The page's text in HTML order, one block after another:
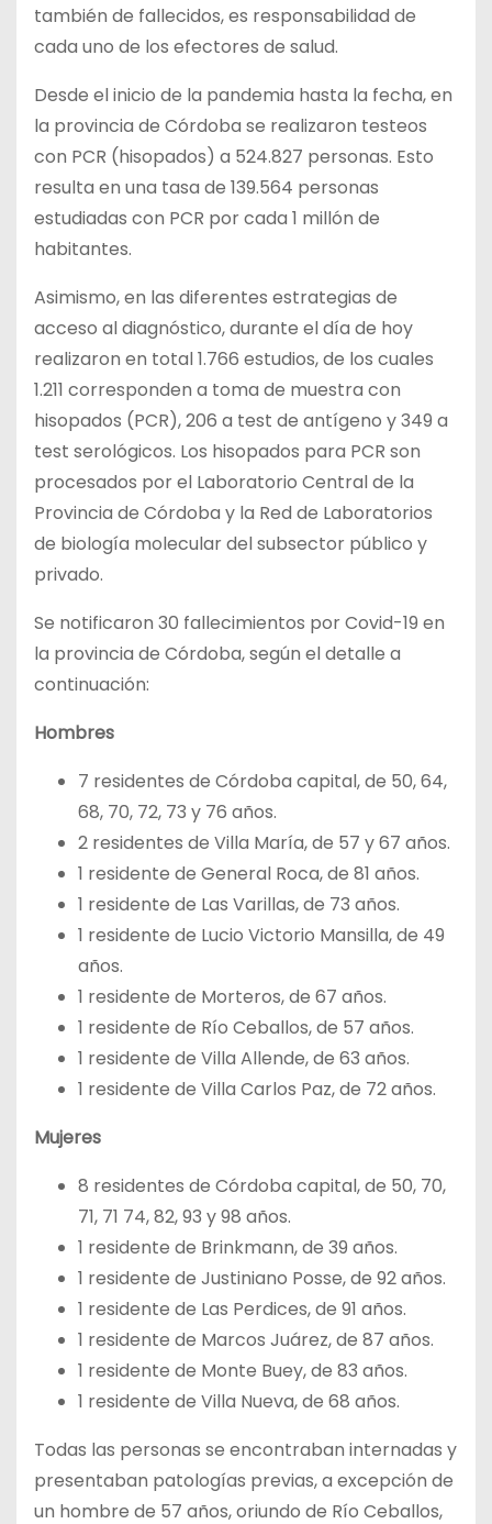
también de fallecidos, es responsabilidad de
cada uno de los efectores de salud.
Desde el inicio de la pandemia hasta la fecha, en
la provincia de Córdoba se realizaron testeos
con PCR (hisopados) a 524.827 personas. Esto
resulta en una tasa de 139.564 personas
estudiadas con PCR por cada 1 millón de
habitantes.
Asimismo, en las diferentes estrategias de
acceso al diagnóstico, durante el día de hoy
realizaron en total 1.766 estudios, de los cuales
1.211 corresponden a toma de muestra con
hisopados (PCR), 206 a test de antígeno y 349 a
test serológicos. Los hisopados para PCR son
procesados por el Laboratorio Central de la
Provincia de Córdoba y la Red de Laboratorios
de biología molecular del subsector público y
privado.
Se notificaron 30 fallecimientos por Covid-19 en
la provincia de Córdoba, según el detalle a
continuación:
Hombres
7 residentes de Córdoba capital, de 50, 64,
68, 70, 72, 73 y 76 años.
2 residentes de Villa María, de 57 y 67 años.
1 residente de General Roca, de 81 años.
1 residente de Las Varillas, de 73 años.
1 residente de Lucio Victorio Mansilla, de 49
años.
1 residente de Morteros, de 67 años.
1 residente de Río Ceballos, de 57 años.
1 residente de Villa Allende, de 63 años.
1 residente de Villa Carlos Paz, de 72 años.
Mujeres
8 residentes de Córdoba capital, de 50, 70,
71, 71 74, 82, 93 y 98 años.
1 residente de Brinkmann, de 39 años.
1 residente de Justiniano Posse, de 92 años.
1 residente de Las Perdices, de 91 años.
1 residente de Marcos Juárez, de 87 años.
1 residente de Monte Buey, de 83 años.
1 residente de Villa Nueva, de 68 años.
Todas las personas se encontraban internadas y
presentaban patologías previas, a excepción de
un hombre de 57 años, oriundo de Río Ceballos,